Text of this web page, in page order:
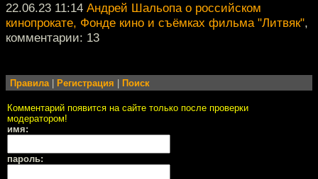
22.06.23 11:14 Андрей Шальопа о российском
кинопрокате, Фонде кино и съёмках фильма "Литвяк",
комментарии: 13
Правила| Регистрация Поиск
Комментарий появится на сайте только после проверки
модератором!
имя:
пароль: